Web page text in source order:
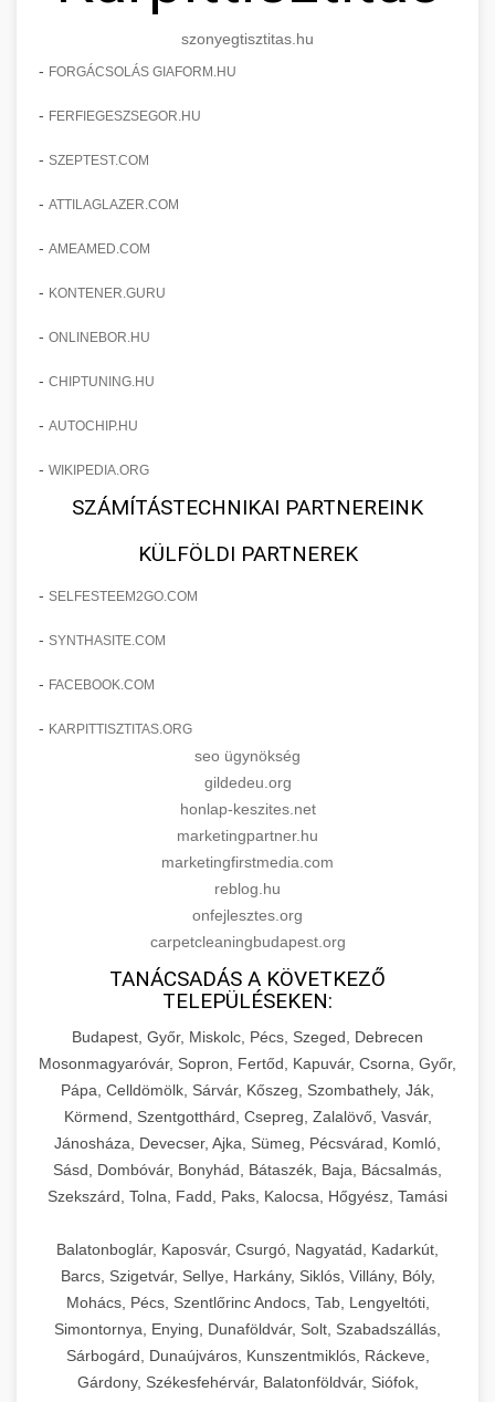
szonyegtisztitas.hu
- FORGÁCSOLÁS GIAFORM.HU
- FERFIEGESZSEGOR.HU
- SZEPTEST.COM
- ATTILAGLAZER.COM
- AMEAMED.COM
- KONTENER.GURU
- ONLINEBOR.HU
- CHIPTUNING.HU
- AUTOCHIP.HU
- WIKIPEDIA.ORG
SZÁMÍTÁSTECHNIKAI PARTNEREINK
KÜLFÖLDI PARTNEREK
- SELFESTEEM2GO.COM
- SYNTHASITE.COM
- FACEBOOK.COM
- KARPITTISZTITAS.ORG
seo ügynökség
gildedeu.org
honlap-keszites.net
marketingpartner.hu
marketingfirstmedia.com
reblog.hu
onfejlesztes.org
carpetcleaningbudapest.org
TANÁCSADÁS A KÖVETKEZŐ
TELEPÜLÉSEKEN:
Budapest, Győr, Miskolc, Pécs, Szeged, Debrecen
Mosonmagyaróvár, Sopron, Fertőd, Kapuvár, Csorna, Győr,
Pápa, Celldömölk, Sárvár, Kőszeg, Szombathely, Ják,
Körmend, Szentgotthárd, Csepreg, Zalalövő, Vasvár,
Jánosháza, Devecser, Ajka, Sümeg, Pécsvárad, Komló,
Sásd, Dombóvár, Bonyhád, Bátaszék, Baja, Bácsalmás,
Szekszárd, Tolna, Fadd, Paks, Kalocsa, Hőgyész, Tamási
Balatonboglár, Kaposvár, Csurgó, Nagyatád, Kadarkút,
Barcs, Szigetvár, Sellye, Harkány, Siklós, Villány, Bóly,
Mohács, Pécs, Szentlőrinc Andocs, Tab, Lengyeltóti,
Simontornya, Enying, Dunaföldvár, Solt, Szabadszállás,
Sárbogárd, Dunaújváros, Kunszentmiklós, Ráckeve,
Gárdony, Székesfehérvár, Balatonföldvár, Siófok,